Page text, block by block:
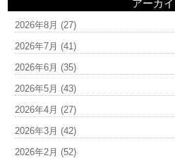
アーカ
2026年8月 (27)
2026年7月 (41)
2026年6月 (35)
2026年5月 (43)
2026年4月 (27)
2026年3月 (42)
2026年2月 (52)